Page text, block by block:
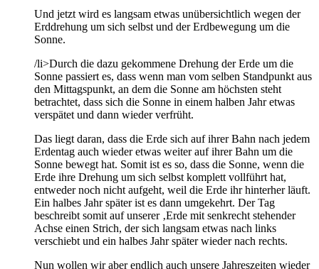
Und jetzt wird es langsam etwas unübersichtlich wegen der
Erddrehung um sich selbst und der Erdbewegung um die
Sonne.
/li>Durch die dazu gekommene Drehung der Erde um die
Sonne passiert es, dass wenn man vom selben Standpunkt aus
den Mittagspunkt, an dem die Sonne am höchsten steht
betrachtet, dass sich die Sonne in einem halben Jahr etwas
verspätet und dann wieder verfrüht.
Das liegt daran, dass die Erde sich auf ihrer Bahn nach jedem
Erdentag auch wieder etwas weiter auf ihrer Bahn um die
Sonne bewegt hat. Somit ist es so, dass die Sonne, wenn die
Erde ihre Drehung um sich selbst komplett vollführt hat,
entweder noch nicht aufgeht, weil die Erde ihr hinterher läuft.
Ein halbes Jahr später ist es dann umgekehrt. Der Tag
beschreibt somit auf unserer ‚Erde mit senkrecht stehender
Achse einen Strich, der sich langsam etwas nach links
verschiebt und ein halbes Jahr später wieder nach rechts.
Nun wollen wir aber endlich auch unsere Jahreszeiten wieder